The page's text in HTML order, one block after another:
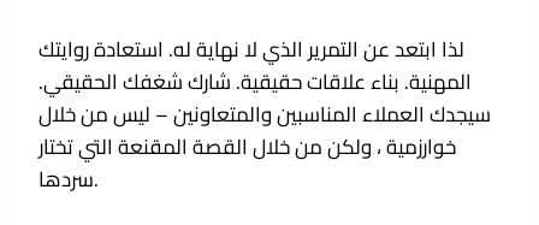
لذا ابتعد عن التمرير الذي لا نهاية له. استعادة روايتك
المهنية. بناء علاقات حقيقية. شارك شغفك الحقيقي.
سيجدك العملاء المناسبين والمتعاونين – ليس من خلال
خوارزمية ، ولكن من خلال القصة المقنعة التي تختار
سردها.